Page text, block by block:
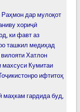
дар мулоқот
хориҷӣ
ки фавт аз
ташкил медиҳад
Хатлон
махсуси Кумитаи
ифтитоҳ
маҳкам гардида буд,